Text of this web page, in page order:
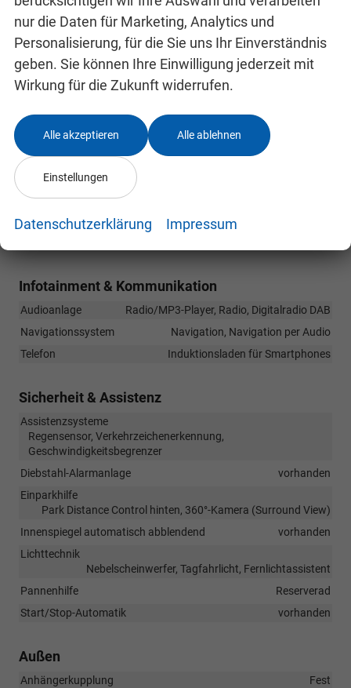
Anhängevorrichtung, 13polig, Außenspiegel elektr.
anklappbar, Dachreling, Laderaumschutzwanne,
Sportbügel hinten, Stoßfänger hinten mit
Trittstufe, EU-Fahrzeug mit Tageszulassung
Armlehnen
Mittelarmlehne
Fensterheber
Klimatisierung
Lenkrad
Sitze
Infotainment & Kommunikation
Audioanlage
Radio/MP3-Player, Radio, Digitalradio DAB
Navigationssystem
Navigation, Navigation per Audio
Telefon
Induktionsladen für Smartphones
Sicherheit & Assistenz
Assistenzsysteme
Regensensor, Verkehrzeichenerkennung,
Geschwindigkeitsbegrenzer
Diebstahl-Alarmanlage
vorhanden
Einparkhilfe
Park Distance Control hinten, 360°-Kamera (Surround View)
Innenspiegel automatisch abblendend
vorhanden
Lichttechnik
Nebelscheinwerfer, Tagfahrlicht, Fernlichtassistent
Pannenhilfe
Reserverad
Start/Stop-Automatik
vorhanden
Außen
Anhängerkupplung
Fest
nur die Daten für Marketing, Analytics und
Personalisierung, für die Sie uns Ihr Einverständnis
geben. Sie können Ihre Einwilligung jederzeit mit
Wirkung für die Zukunft widerrufen.
Alle akzeptieren Alle ablehnen
Einstellungen
Datenschutzerklärung Impressum